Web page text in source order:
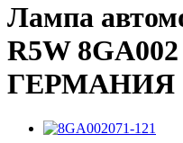
Лампа
R5W
ГЕРМАНИЯ